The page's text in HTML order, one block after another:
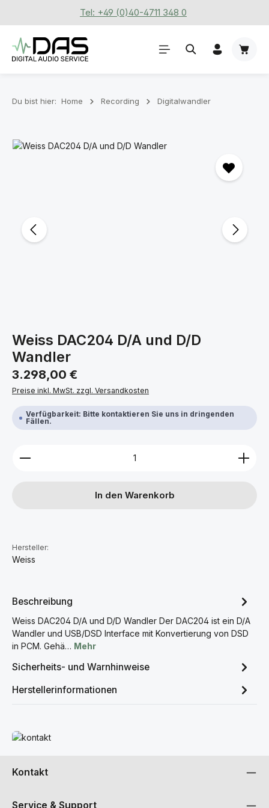
Zum Hauptinhalt springenTel: +49 (0)40-4711 348 0
Du bist hier: Home Recording Digitalwandler
Bildergalerie überspringen
Weiss DAC204 D/A und D/D
Wandler
Regulärer Preis:
3.298,00 €
Preise inkl. MwSt. zzgl. Versandkosten
Verfügbarkeit: Bitte kontaktieren Sie uns in dringenden
Fällen.
Produkt Anzahl: Gib den gewünschten Wert ein
In den Warenkorb
Hersteller:
Weiss
Beschreibung
Weiss DAC204 D/A und D/D Wandler Der DAC204 ist ein D/A
Wandler und USB/DSD Interface mit Konvertierung von DSD
in PCM. Gehä… Mehr
Sicherheits- und Warnhinweise
Herstellerinformationen
Mehr erfahren
Kontakt
Service & Support